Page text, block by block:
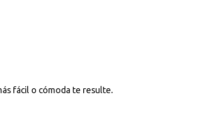
fácil o cómoda te resulte.